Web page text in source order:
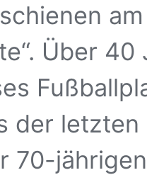
Über
der
70-